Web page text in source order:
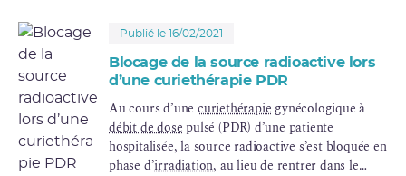
Publié le 16/02/2021
Blocage de la source radioactive lors
d’une curiethérapie PDR
Au cours d’une curiethérapie gynécologique à
débit de dose pulsé (PDR) d’une patiente
hospitalisée, la source radioactive s’est bloquée en
phase d’irradiation, au lieu de rentrer dans le